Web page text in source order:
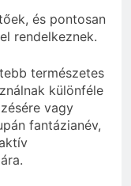
és pontosan
rendelkeznek.
természetes
különféle
vagy
fantázianév,